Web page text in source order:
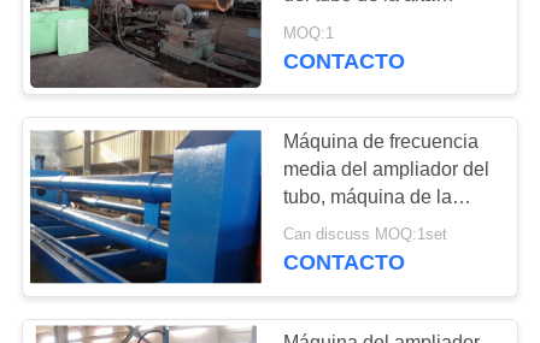
PIDA
UNA
CITA
MAPA
DEL
SITIO
Máquina que bisela
de la instalación de
tuberías
21
precisión de hacer el
tubo grande del calibre
MOQ:1
CONTACTO
Máquina de frecuencia
media del ampliador del
tubo, máquina de la
extensión del tubo de
poco ruido
Can discuss MOQ:1set
CONTACTO